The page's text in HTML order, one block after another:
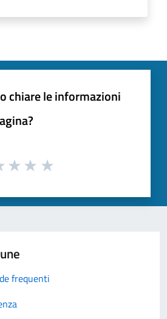
chiare le informazioni
frequenti